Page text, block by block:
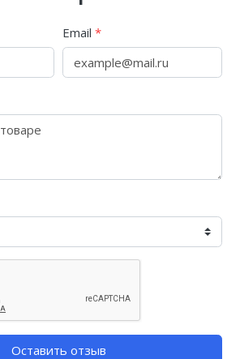
Email *
Оставить отзыв